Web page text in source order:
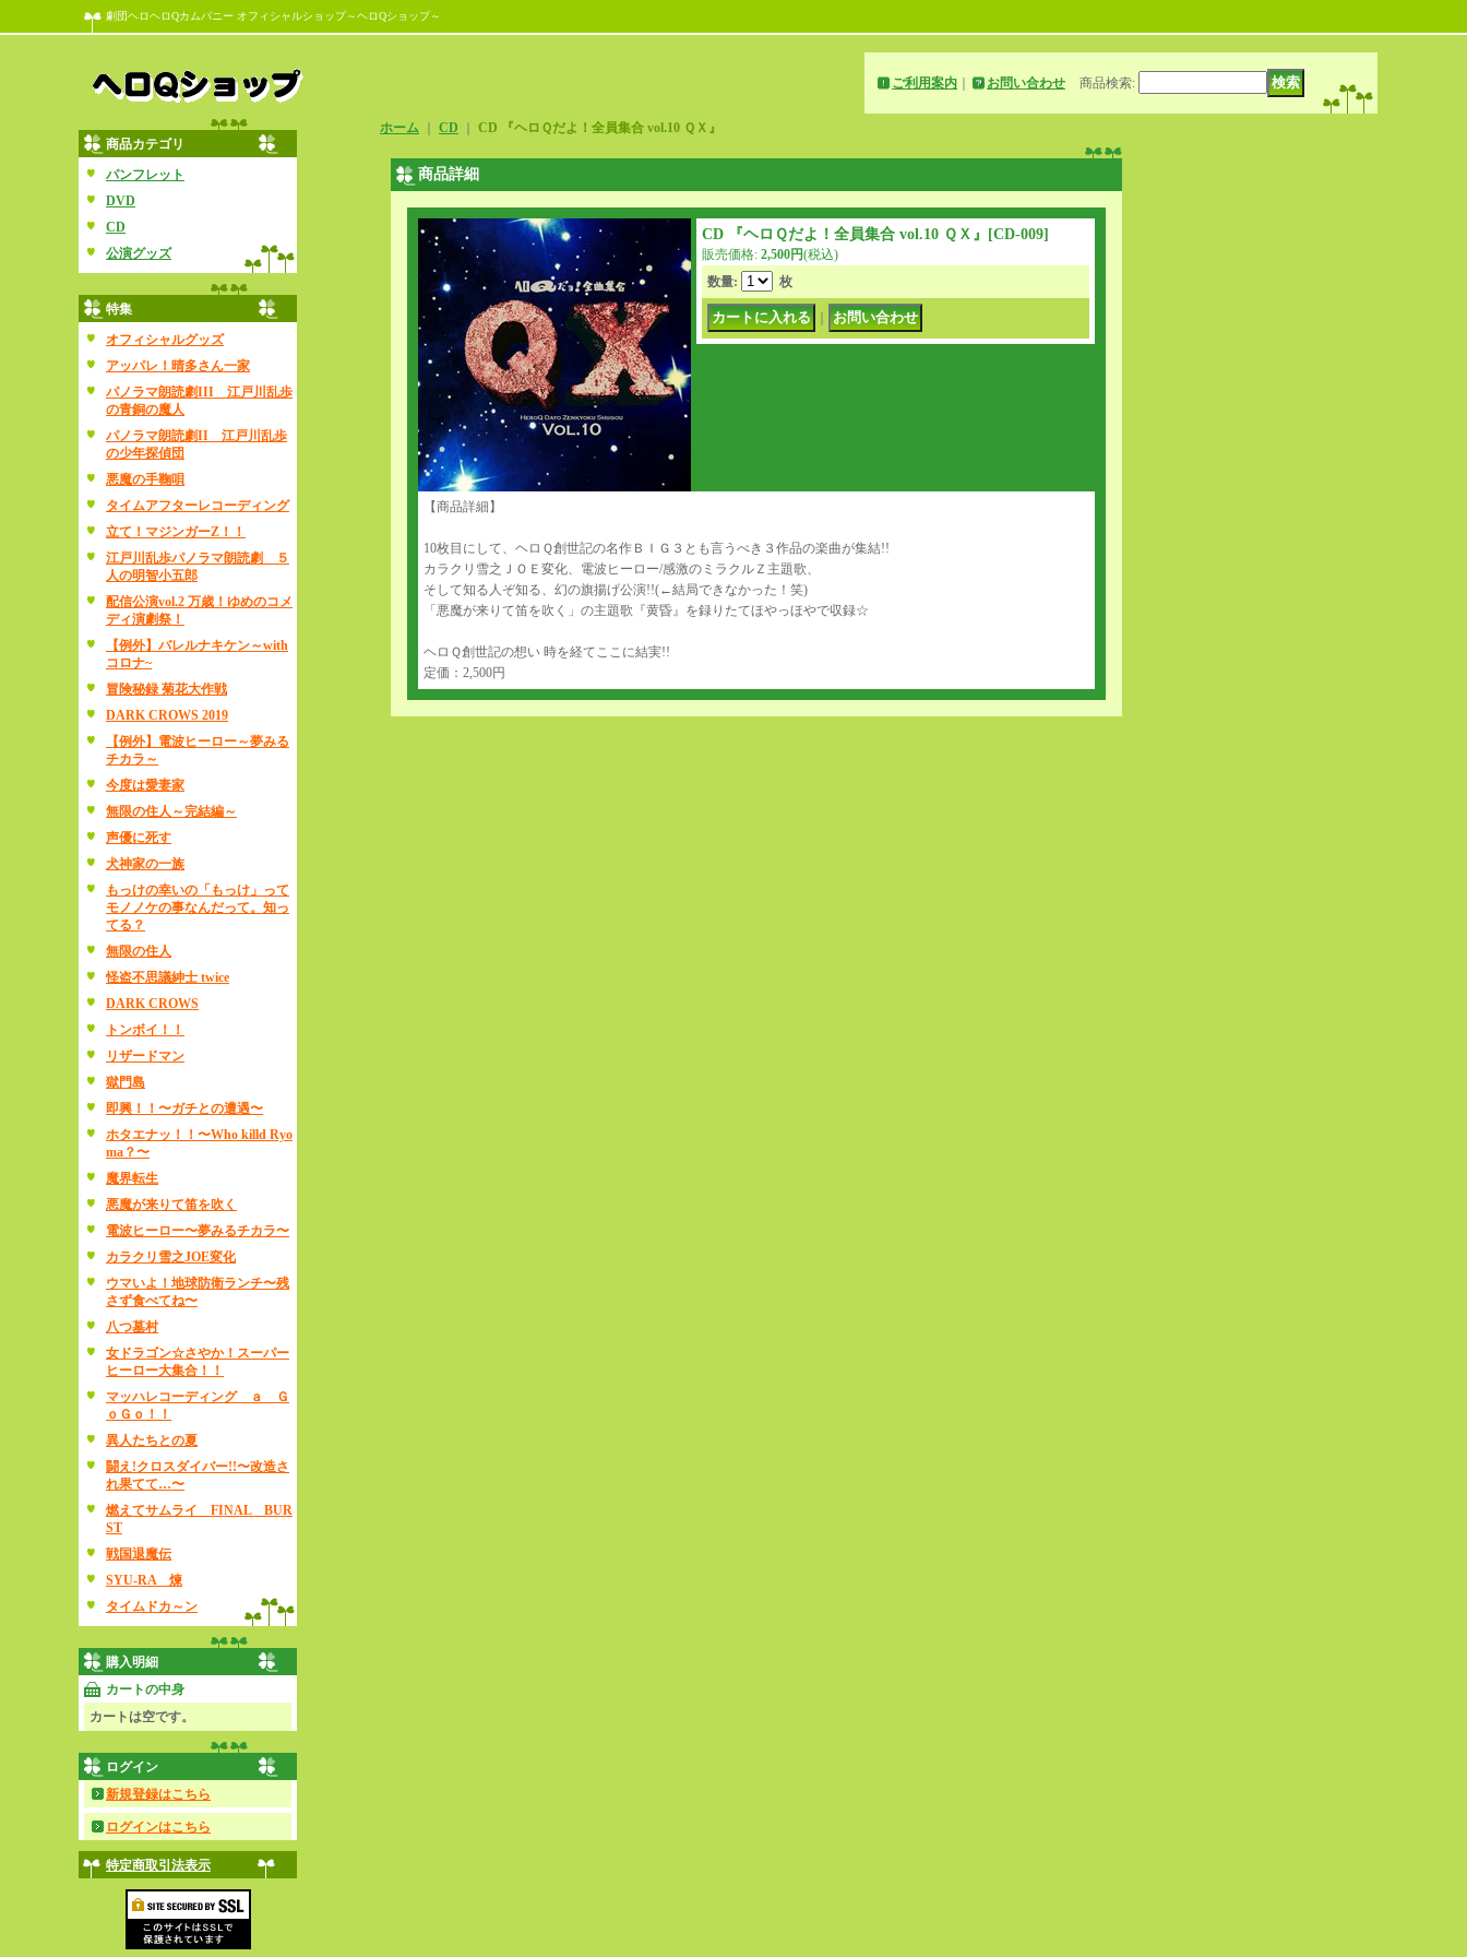
劇団ヘロヘロQカムパニー オフィシャルショップ～ヘロQショップ～
ご利用案内 お問い合わせ 商品検索:
商品カテゴリ
パンフレット
DVD
CD
公演グッズ
特集
オフィシャルグッズ
アッパレ！晴多さん一家
パノラマ朗読劇III 江戸川乱歩
の青銅の魔人
パノラマ朗読劇II 江戸川乱歩
の少年探偵団
悪魔の手鞠唄
タイムアフターレコーディング
立て！マジンガーZ！！
江戸川乱歩パノラマ朗読劇 ５
人の明智小五郎
配信公演vol.2 万歳！ゆめのコメ
ディ演劇祭！
【例外】バレルナキケン～with
コロナ~
冒険秘録 菊花大作戦
DARK CROWS 2019
【例外】電波ヒーロー～夢みる
チカラ～
今度は愛妻家
無限の住人～完結編～
声優に死す
犬神家の一族
もっけの幸いの「もっけ」って
モノノケの事なんだって。知っ
てる？
無限の住人
怪盗不思議紳士 twice
DARK CROWS
トンボイ！！
リザードマン
獄門島
即興！！〜ガチとの遭遇〜
ホタエナッ！！〜Who killd Ryo
ma？〜
魔界転生
悪魔が来りて笛を吹く
電波ヒーロー〜夢みるチカラ〜
カラクリ雪之JOE変化
ウマいよ！地球防衛ランチ〜残
さず食べてね〜
八つ墓村
女ドラゴン☆さやか！スーパー
ヒーロー大集合！！
マッハレコーディング ａ Ｇ
ｏＧｏ！！
異人たちとの夏
闘え!クロスダイバー!!〜改造さ
れ果てて…〜
燃えてサムライ FINAL BUR
ST
戦国退魔伝
SYU-RA 煉
タイムドカ～ン
購入明細
カートの中身
カートは空です。
ログイン
新規登録はこちら
ログインはこちら
特定商取引法表示
ホーム CD CD 『ヘロＱだよ！全員集合 vol.10 ＱＸ』
商品詳細
CD 『ヘロＱだよ！全員集合 vol.10 ＱＸ』 [CD-009]
販売価格: 2,500円(税込)
数量: 枚
【商品詳細】
10枚目にして、ヘロＱ創世記の名作ＢＩＧ３とも言うべき３作品の楽曲が集結!!
カラクリ雪之ＪＯＥ変化、電波ヒーロー/感激のミラクルＺ主題歌、
そして知る人ぞ知る、幻の旗揚げ公演!!(←結局できなかった！笑)
「悪魔が来りて笛を吹く」の主題歌『黄昏』を録りたてほやっほやで収録☆
ヘロＱ創世記の想い 時を経てここに結実!!
定価：2,500円